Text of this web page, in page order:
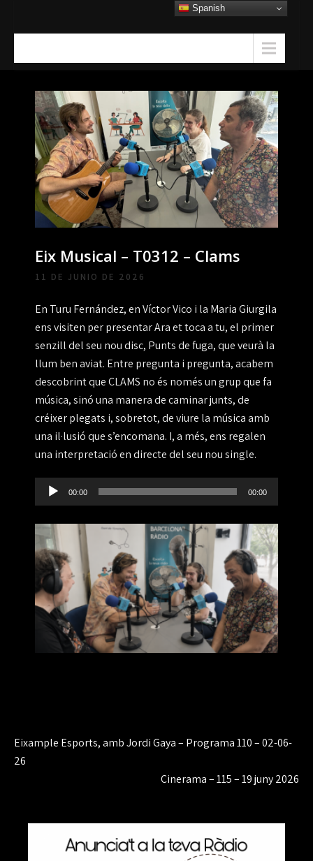
Eix Musical – T0312 – Clams
11 DE JUNIO DE 2026
En Turu Fernández, en Víctor Vico i la Maria Giurgila
ens visiten per presentar Ara et toca a tu, el primer
senzill del seu nou disc, Punts de fuga, que veurà la
llum ben aviat. Entre pregunta i pregunta, acabem
descobrint que CLAMS no és només un grup que fa
música, sinó una manera de caminar junts, de
créixer plegats i, sobretot, de viure la música amb
una il·lusió que s’encomana. I, a més, ens regalen
una interpretació en directe del seu nou single.
Reproductor
de
audio
00:00 00:00
Navegación
de
Eixample Esports, amb Jordi Gaya – Programa 110 – 02-06-
26
Cinerama – 115 – 19 juny 2026
Spanish